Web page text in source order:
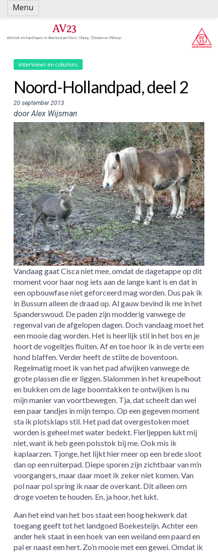
Spring
naar
AV23
atletiek en hardlopen in Amsterdam-Oost, IJburg, Diemen en Weesp
interviews en columns
Noord-Hollandpad, deel 2
20 september 2013
door Alex Wijsman
Vandaag gaat Cisca niet mee, omdat de dagetappe op dit
moment voor haar nog iets aan de lange kant is en dat in
een opbouwfase niet geforceerd mag worden. Dus pak ik
in Bussum alleen de draad op. Al gauw bevind ik me in het
Spanderswoud. De paden zijn modderig vanwege de
regenval van de afgelopen dagen. Doch vandaag moet het
een mooie dag worden. Het is heerlijk stil in het bos en je
hoort de vogeltjes fluiten. Af en toe hoor ik in de verte een
hond blaffen. Verder heeft de stilte de boventoon.
Regelmatig moet ik van het pad afwijken vanwege de
grote plassen die er liggen. Slalommen in het kreupelhout
en bukken om de lage boomtakken te ontwijken is nu
mijn manier van voortbewegen. Tja, dat scheelt dan wel
een paar tandjes in mijn tempo. Op een gegeven moment
sta ik plotsklaps stil. Het pad dat overgestoken moet
worden is geheel met water bedekt. Fierljeppen lukt mij
niet, want ik heb geen polsstok bij me. Ook mis ik
kaplaarzen. Tjonge, het lijkt hier meer op een brede sloot
dan op een ruiterpad. Diepe sporen zijn zichtbaar van m’n
voorgangers, maar daar moet ik zeker niet komen. Van
pol naar pol spring ik naar de overkant. Dit alleen om
droge voeten te houden. En, ja hoor, het lukt.
Aan het eind van het bos staat een hoog hekwerk dat
toegang geeft tot het landgoed Boekesteijn. Achter een
ander hek staat in een hoek van een weiland een paard en
pal er naast een hert. Zo’n mooie met een gewei. Omdat ik
Menu